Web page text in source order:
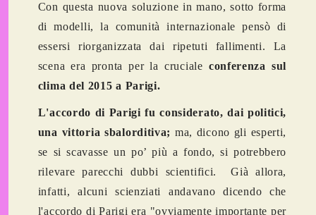
Con questa nuova soluzione in mano, sotto forma
di modelli, la comunità internazionale pensò di
essersi riorganizzata dai ripetuti fallimenti. La
scena era pronta per la cruciale conferenza sul
clima del 2015 a Parigi.
L'accordo di Parigi fu considerato, dai politici,
una vittoria sbalorditiva; ma, dicono gli esperti,
se si scavasse un po’ più a fondo, si potrebbero
rilevare parecchi dubbi scientifici. Già allora,
infatti, alcuni scienziati andavano dicendo che
l'accordo di Parigi era "ovviamente importante per